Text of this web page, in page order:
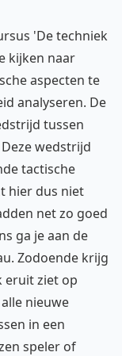
'De techniek
kijken naar
aspecten te
analyseren. De
tussen
wedstrijd
tactische
hier dus niet
net zo goed
ga je aan de
Zodoende krijg
eruit ziet op
nieuwe
in een
speler of